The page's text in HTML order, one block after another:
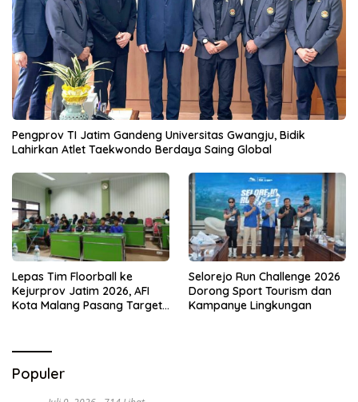
Pengprov TI Jatim Gandeng Universitas Gwangju, Bidik
Lahirkan Atlet Taekwondo Berdaya Saing Global
Lepas Tim Floorball ke
Kejurprov Jatim 2026, AFI
Kota Malang Pasang Target
Selorejo Run Challenge 2026
Dorong Sport Tourism dan
Kampanye Lingkungan
Populer